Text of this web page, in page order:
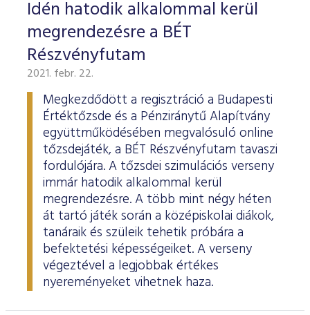
ESG Útmutató
Idén hatodik alkalommal kerül
megrendezésre a BÉT
Részvényfutam
2021. febr. 22.
Megkezdődött a regisztráció a Budapesti
Értéktőzsde és a Pénziránytű Alapítvány
együttműködésében megvalósuló online
tőzsdejáték, a BÉT Részvényfutam tavaszi
fordulójára. A tőzsdei szimulációs verseny
immár hatodik alkalommal kerül
megrendezésre. A több mint négy héten
át tartó játék során a középiskolai diákok,
tanáraik és szüleik tehetik próbára a
befektetési képességeiket. A verseny
végeztével a legjobbak értékes
nyereményeket vihetnek haza.